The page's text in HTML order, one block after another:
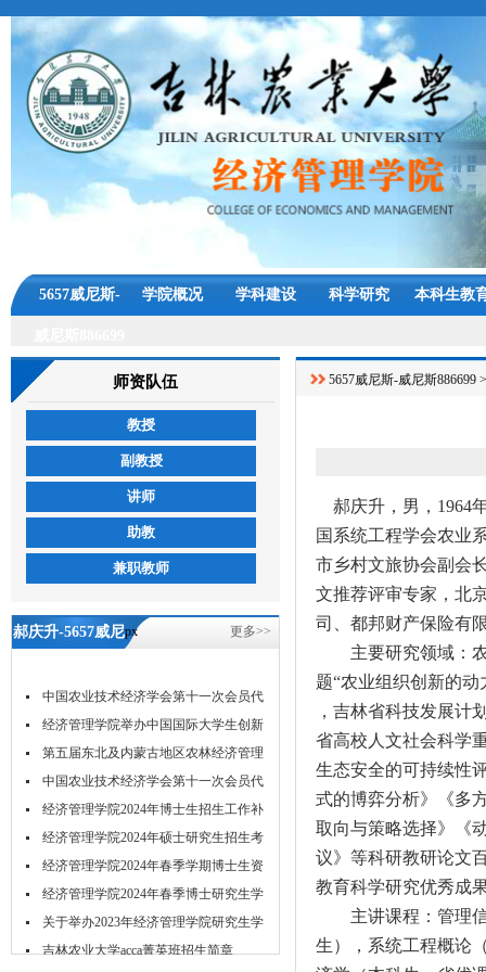
5657威尼斯- 学院概况 学科建设 科学研究 本科生教
师资队伍
教授
副教授
讲师
助教
兼职教师
px
郝庆升-5657威尼 更多>>
中国农业技术经济学会第十一次会员代
表...
经济管理学院举办中国国际大学生创新
大...
第五届东北及内蒙古地区农林经济管理
学...
中国农业技术经济学会第十一次会员代
表...
经济管理学院2024年博士生招生工作补
充...
经济管理学院2024年硕士研究生招生考
试...
经济管理学院2024年春季学期博士生资
格...
经济管理学院2024年春季博士研究生学
位...
关于举办2023年经济管理学院研究生学
术...
吉林农业大学acca菁英班招生简章
5657威尼斯-威尼斯886699
郝庆升，男，1964
国系统工程学会农业
市乡村文旅协会副会
文推荐评审专家，北
司、都邦财产保险有
主要研究领域：农
题“农业组织创新的
，吉林省科技发展计
省高校人文社会科学
生态安全的可持续性
式的博弈分析》《多
取向与策略选择》《
议》等科研教研论文
教育科学研究优秀成
主讲课程：管理信
生），系统工程概论